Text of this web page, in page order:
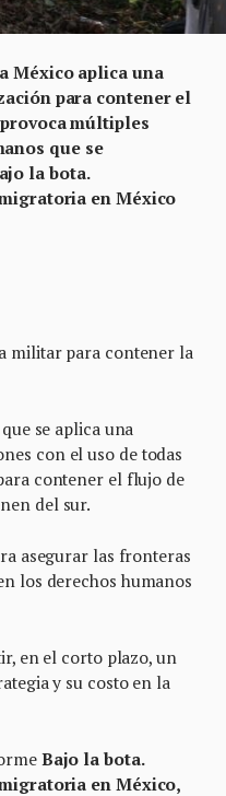
México aplica una
para contener el
múltiples
que se
la bota.
en México
militar para contener la
se aplica una
con el uso de todas
contener el flujo de
del sur.
asegurar las fronteras
los derechos humanos
en el corto plazo, un
y su costo en la
Bajo la bota.
en México,